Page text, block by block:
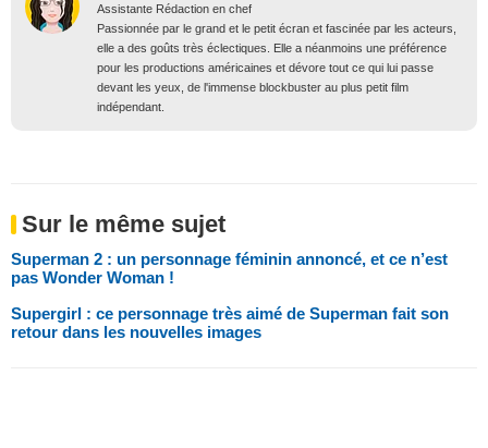
Assistante Rédaction en chef
Passionnée par le grand et le petit écran et fascinée par les acteurs,
elle a des goûts très éclectiques. Elle a néanmoins une préférence
pour les productions américaines et dévore tout ce qui lui passe
devant les yeux, de l'immense blockbuster au plus petit film
indépendant.
Sur le même sujet
Superman 2 : un personnage féminin annoncé, et ce n’est
pas Wonder Woman !
Supergirl : ce personnage très aimé de Superman fait son
retour dans les nouvelles images